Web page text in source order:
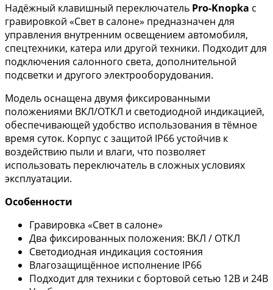
Надёжный клавишный переключатель Pro-Knopka с
гравировкой «Свет в салоне» предназначен для
управления внутренним освещением автомобиля,
спецтехники, катера или другой техники. Подходит для
подключения салонного света, дополнительной
подсветки и другого электрооборудования.
Модель оснащена двумя фиксированными
положениями ВКЛ/ОТКЛ и светодиодной индикацией,
обеспечивающей удобство использования в тёмное
время суток. Корпус с защитой IP66 устойчив к
воздействию пыли и влаги, что позволяет
использовать переключатель в сложных условиях
эксплуатации.
Особенности
Гравировка «Свет в салоне»
Два фиксированных положения: ВКЛ / ОТКЛ
Светодиодная индикация состояния
Влагозащищённое исполнение IP66
Подходит для техники с бортовой сетью 12В и 24В